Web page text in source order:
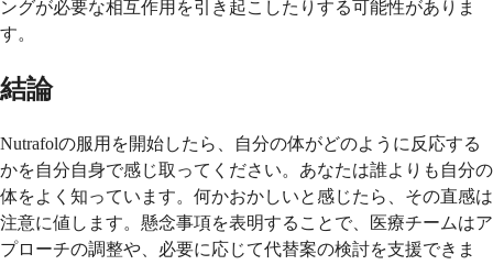
ングが必要な相互作用を引き起こしたりする可能性がありま
す。
結論
Nutrafolの服用を開始したら、自分の体がどのように反応する
かを自分自身で感じ取ってください。あなたは誰よりも自分の
体をよく知っています。何かおかしいと感じたら、その直感は
注意に値します。懸念事項を表明することで、医療チームはア
プローチの調整や、必要に応じて代替案の検討を支援できま